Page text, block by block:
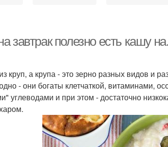
завтрак полезно есть кашу
круп, а крупа - это зерно разных видов и
- они богаты клетчаткой, витаминами,
углеводами и при этом - достаточно